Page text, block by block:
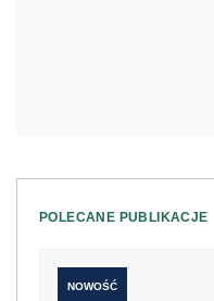
POLECANE PUBLIKACJE
NOWOŚĆ